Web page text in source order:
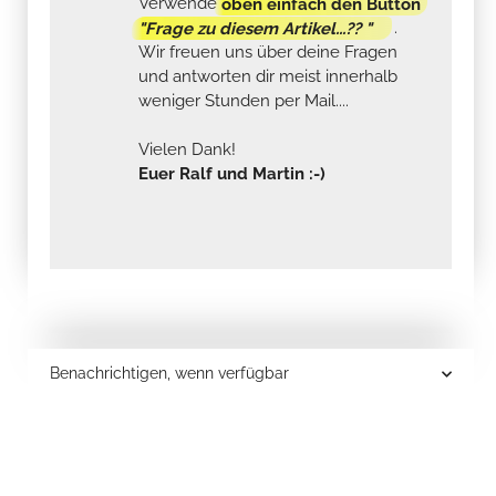
"Frage zu diesem Artikel...?? "
.
Wir freuen uns über deine Fragen
und antworten dir meist innerhalb
weniger Stunden per Mail....
Vielen Dank!
Euer Ralf und Martin :-)
Benachrichtigen, wenn verfügbar